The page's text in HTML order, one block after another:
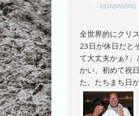
KIDA@MXING
全世界的にクリ
23日が休日だと
て大丈夫かぁ?
かい、初めて祝
た。たちまち日